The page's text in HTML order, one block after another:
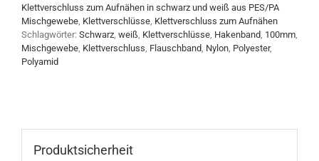
Klettverschluss zum Aufnähen in schwarz und weiß aus PES/PA
Mischgewebe Klettverschlüsse Klettverschluss zum Aufnähen
Schlagwörter: Schwarz weiß Klettverschlüsse Hakenband 100mm
Mischgewebe Klettverschluss Flauschband Nylon Polyester,
Polyamid
Produktsicherheit